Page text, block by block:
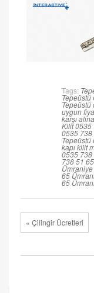
Tags:
Tepeüstü
uygun
karşı
Kilit 0535
0535 738
kapı kilit
0535 738
738 51 65
65
65
« Çilingir Ücretleri